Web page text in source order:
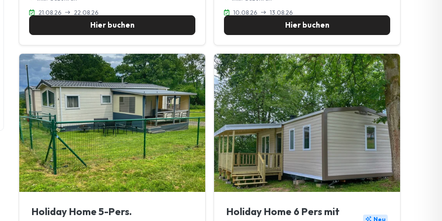
21.08.26
22.08.26
Hier buchen
10.08.26
13.08.26
Hier buchen
Holiday Home 5-Pers.
Holiday Home 6 Pers mit
Neu